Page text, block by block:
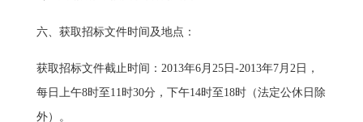
六、获取招标文件时间及地点：
获取招标文件截止时间：2013年6月25日-2013年7月2日，
每日上午8时至11时30分，下午14时至18时（法定公休日除
外）。